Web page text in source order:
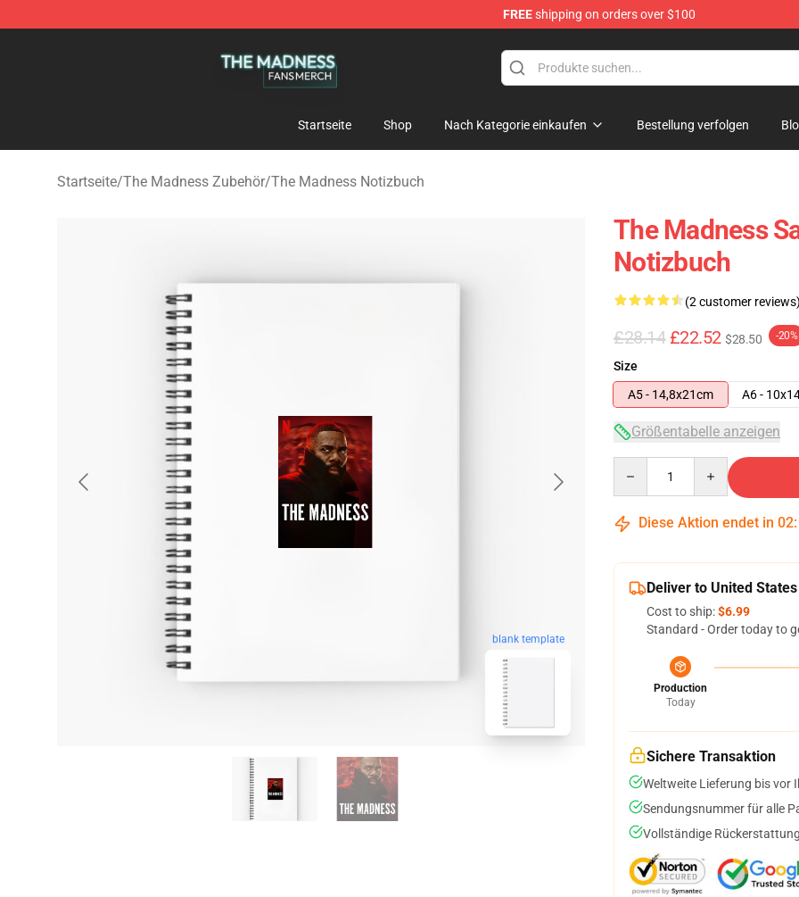
FREEshipping on orders over $100
Startseite Shop Nach Kategorie einkaufen Bestellung verfolgen
Startseite/The Madness Zubehör/The Madness Notizbuch
blank template
The Madness
Notizbuch
(2 customer reviews)
£28.14 £22.52 $28.50 -20%
Size
A5 - 14,8x21cm
A6 -
Größentabelle anzeigen
Diese Aktion endet in 02:
Deliver to United States
Cost to ship:$6.99
Standard - Order today to
Production
Today
Sichere Transaktion
Weltweite Lieferung bis vor
Sendungsnummer für alle
Vollständige